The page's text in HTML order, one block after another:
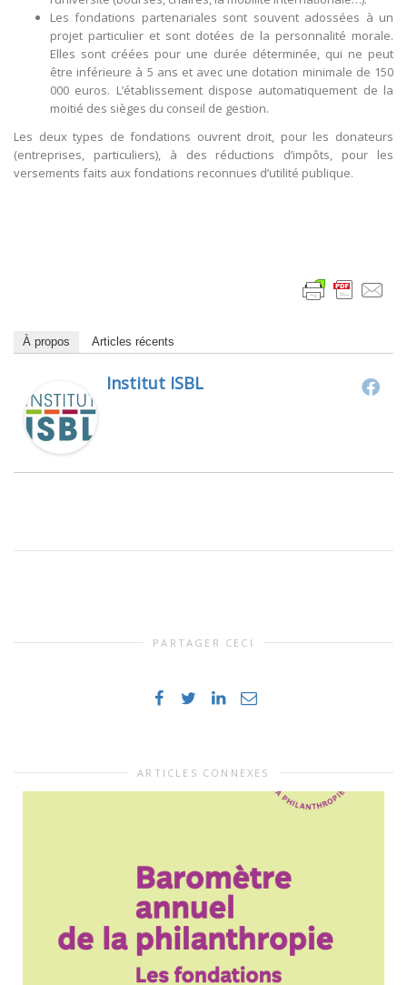
Les fondations partenariales sont souvent adossées à un
projet particulier et sont dotées de la personnalité morale.
Elles sont créées pour une durée déterminée, qui ne peut
être inférieure à 5 ans et avec une dotation minimale de 150
000 euros. L’établissement dispose automatiquement de la
moitié des sièges du conseil de gestion.
Les deux types de fondations ouvrent droit, pour les donateurs
(entreprises, particuliers), à des réductions d’impôts, pour les
versements faits aux fondations reconnues d’utilité publique.
À propos Articles récents
Institut ISBL
PARTAGER CECI
ARTICLES CONNEXES